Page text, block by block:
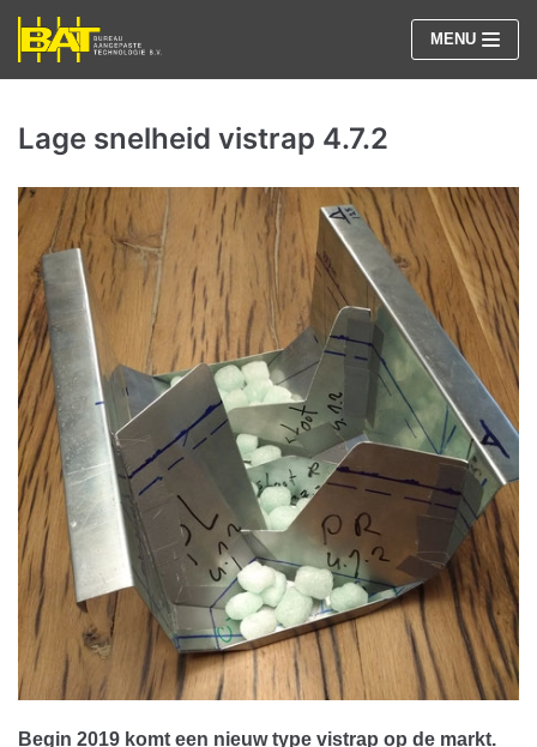
Meteen
naar
MENU
Lage snelheid vistrap 4.7.2
Begin 2019 komt een nieuw type vistrap op de markt.